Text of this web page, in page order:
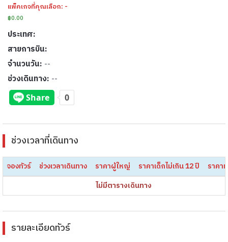
แพ็คเกจที่คุณเลือก: -
฿0.00
ประเทศ:
สายการบิน:
จำนวนวัน: --
ช่วงเดินทาง: --
ช่วงเวลาที่เดินทาง
จองทัวร์ ช่วงเวลาเดินทาง ราคาผู้ใหญ่ ราคาเด็กไม่เกิน 12 ปี
ราคา
ไม่มีตารางเดินทาง
รายละเอียดทัวร์